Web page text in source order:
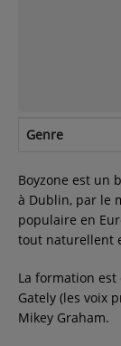
Recherche
Genre
Boyzone est un
à Dublin, par le
populaire en
tout naturellent
La formation est
Gately (les voix
Mikey Graham.